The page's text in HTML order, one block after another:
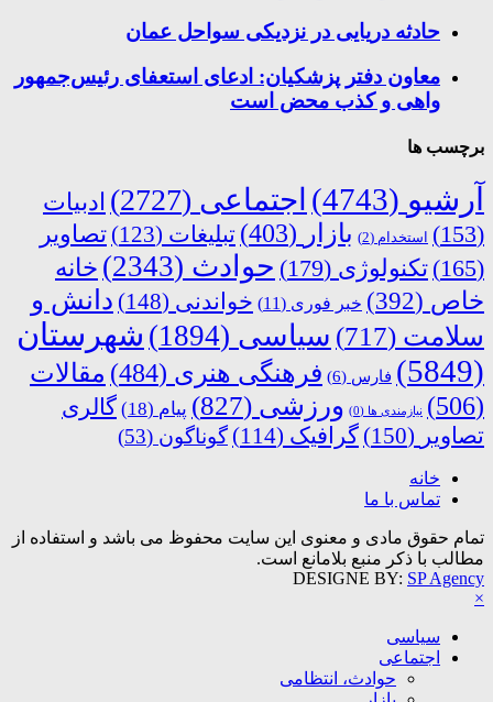
حادثه دریایی در نزدیکی سواحل عمان
معاون دفتر پزشکیان: ادعای استعفای رئیس‌جمهور
واهی و کذب محض است
برچسب ها
آرشیو (4743) اجتماعی (2727)
ادبیات
(153)
استخدام (2) بازار (403) تبلیغات (123)
تصاویر
(165)
تکنولوژی (179) حوادث (2343)
خانه
خاص (392) خبر فوری (11) خواندنی (148)
دانش و
سلامت (717) سیاسی (1894)
شهرستان
(5849)
فارس (6) فرهنگی هنری (484)
مقالات
(506)
نیازمندی ها (0) ورزشی (827) پیام (18)
گالری
تصاویر (150) گرافیک (114) گوناگون (53)
خانه
تماس با ما
تمام حقوق مادی و معنوی این سایت محفوظ می باشد و استفاده از
مطالب با ذکر منبع بلامانع است.
DESIGNE BY: SP Agency
×
سیاسی
اجتماعی
حوادث، انتظامی